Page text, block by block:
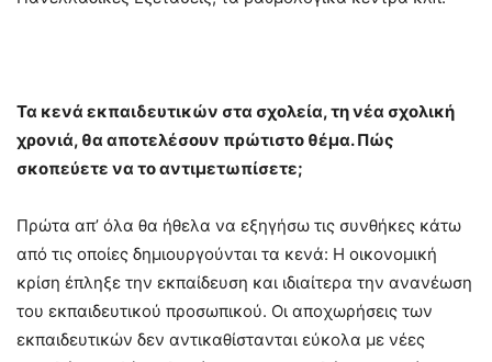
Τα κενά εκπαιδευτικών στα σχολεία, τη νέα σχολική
χρονιά, θα αποτελέσουν πρώτιστο θέμα. Πώς
σκοπεύετε να το αντιμετωπίσετε;
Πρώτα απ’ όλα θα ήθελα να εξηγήσω τις συνθήκες κάτω
από τις οποίες δημιουργούνται τα κενά: Η οικονομική
κρίση έπληξε την εκπαίδευση και ιδιαίτερα την ανανέωση
του εκπαιδευτικού προσωπικού. Οι αποχωρήσεις των
εκπαιδευτικών δεν αντικαθίστανται εύκολα με νέες